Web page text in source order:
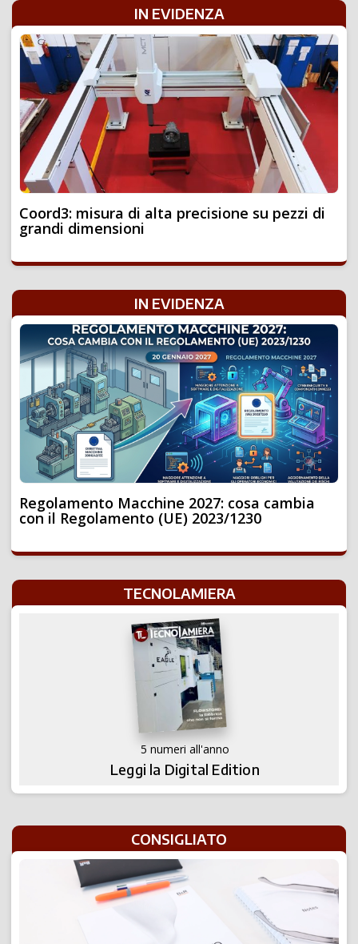
IN EVIDENZA
Coord3: misura di alta precisione su pezzi di
grandi dimensioni
IN EVIDENZA
Regolamento Macchine 2027: cosa cambia
con il Regolamento (UE) 2023/1230
TECNOLAMIERA
5 numeri all'anno
Leggi la Digital Edition
CONSIGLIATO